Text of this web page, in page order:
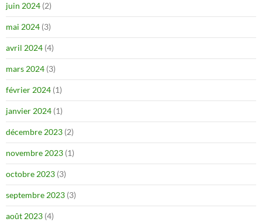
juin 2024 (2)
mai 2024 (3)
avril 2024 (4)
mars 2024 (3)
février 2024 (1)
janvier 2024 (1)
décembre 2023 (2)
novembre 2023 (1)
octobre 2023 (3)
septembre 2023 (3)
août 2023 (4)